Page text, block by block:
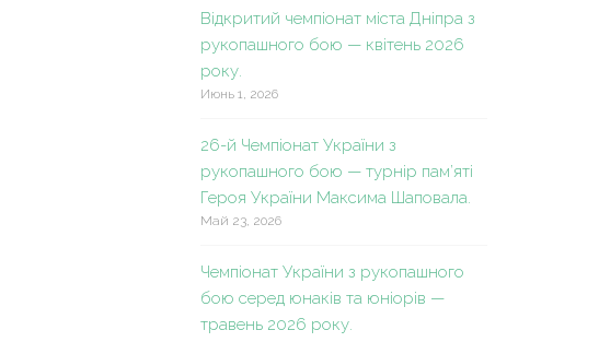
Відкритий чемпіонат міста Дніпра з
рукопашного бою — квітень 2026
року.
Июнь 1, 2026
26-й Чемпіонат України з
рукопашного бою — турнір пам’яті
Героя України Максима Шаповала.
Май 23, 2026
Чемпіонат України з рукопашного
бою серед юнаків та юніорів —
травень 2026 року.